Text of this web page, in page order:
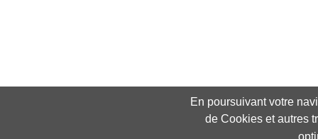
En poursuivant votre
de Cookies et autres